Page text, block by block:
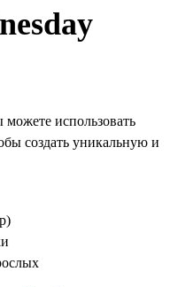
использовать
создать уникальную и